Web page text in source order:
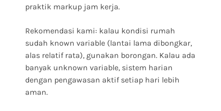
praktik markup jam kerja.
Rekomendasi kami: kalau kondisi rumah
sudah known variable (lantai lama dibongkar,
alas relatif rata), gunakan borongan. Kalau ada
banyak unknown variable, sistem harian
dengan pengawasan aktif setiap hari lebih
aman.